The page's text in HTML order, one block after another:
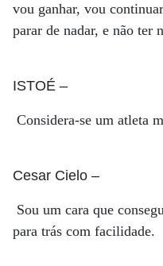
vou ganhar, vou
parar de nadar, e não ter
ISTOÉ –
Considera-se um atleta
Cesar Cielo –
Sou um cara que
para trás com facilidade.